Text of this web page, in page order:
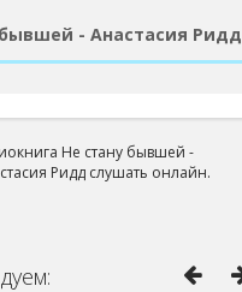
- Анастасия Ридд
Не стану бывшей -
Ридд слушать онлайн.